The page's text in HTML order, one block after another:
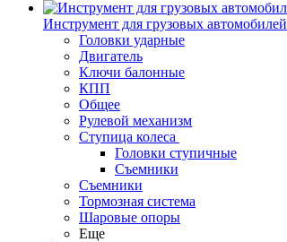
Инструмент для грузовых автомобилей
Головки ударные
Двигатель
Ключи балонные
КПП
Общее
Рулевой механизм
Ступица колеса
Головки ступичные
Съемники
Съемники
Тормозная система
Шаровые опоры
Еще